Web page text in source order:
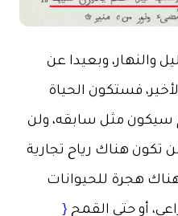
والنهار، وبعيدا عن
فستكون الحياة
مثل سابقه، ولن
تكون هناك رياح تجارية
هجرة للحيوانات
أو حتى القمح {